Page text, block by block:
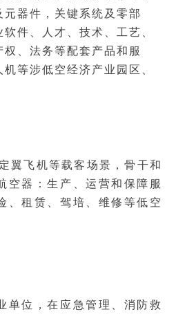
器件，关键系统及零部
软件、人才、技术、工艺、
、法务等配套产品和服
等涉低空经济产业园区、
翼飞机等载客场景，骨干和
空器：生产、运营和保障服
、租赁、驾培、维修等低空
单位，在应急管理、消防救